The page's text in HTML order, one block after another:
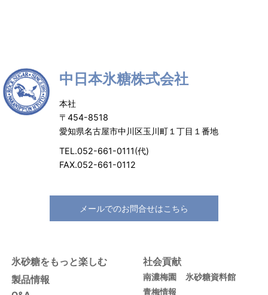
中日本氷糖株式会社
本社
〒454-8518
愛知県名古屋市中川区玉川町１丁目１番地
TEL.052-661-0111(代)
FAX.052-661-0112
メールでのお問合せはこちら
氷砂糖をもっと楽しむ
製品情報
社会貢献
南濃梅園
氷砂糖資料館
青梅情報